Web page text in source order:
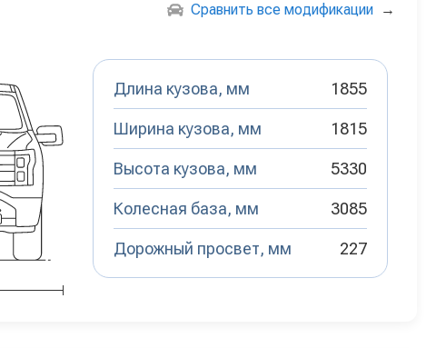
Сравнить все модификации →
Длина кузова, мм 1855
Ширина кузова, мм 1815
Высота кузова, мм 5330
Колесная база, мм 3085
Дорожный просвет, мм 227